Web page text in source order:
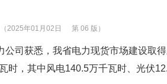
（2025年01月02日 第 06 版）
司获悉，我省电力现货市场建设
，其中风电140.5万千瓦时、光伏